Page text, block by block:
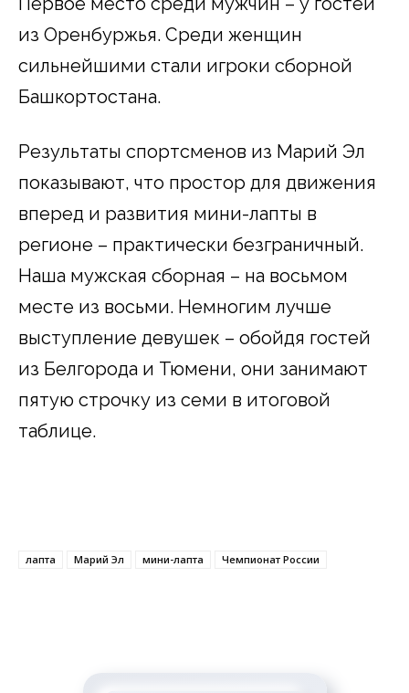
из Оренбуржья. Среди женщин
сильнейшими стали игроки сборной
Башкортостана.
Результаты спортсменов из Марий Эл
показывают, что простор для движения
вперед и развития мини-лапты в
регионе – практически безграничный.
Наша мужская сборная – на восьмом
месте из восьми. Немногим лучше
выступление девушек – обойдя гостей
из Белгорода и Тюмени, они занимают
пятую строчку из семи в итоговой
таблице.
лапта Марий Эл мини-лапта Чемпионат России